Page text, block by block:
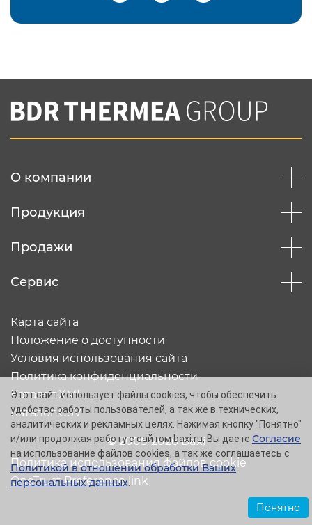
Подтвердить e-mail
Вы соглашаетесь с нашей политикой
конфеденциальности
О компании
Продукция
Продажи
Сервис
© 2005-2026 Baxi
Карта сайта
Положение о доступности
Условия использования сайта
Политика конфиденциальности
Каталог XML
Каталог CSV
Политика использования файлов cookie
OneTrust Preference link
Этот сайт использует файлы cookies, чтобы обеспечить
удобство работы пользователей, а так же в технических,
аналитических и рекламных целях. Нажимая кнопку "Понятно"
и/или продолжая работу с сайтом baxi.ru, Вы даете Согласие
на использование файлов cookies, а так же соглашаетесь с
Политикой в отношении обработки Ваших
персональных данных.
Понятно